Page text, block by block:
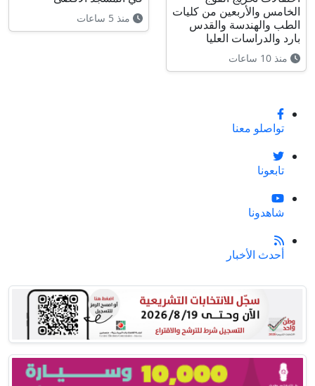
الخامس والأربعين من كليات
الطب والهندسة والقدس
بارد والدراسات العليا
منذ 10 ساعات
منذ 5 ساعات
تواصلو معنا
تابعونا
شاهدونا
أحدث الأخبار